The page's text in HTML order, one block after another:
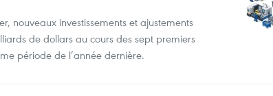
nouveaux investissements et ajustements
de dollars au cours des sept premiers
période de l’année dernière.